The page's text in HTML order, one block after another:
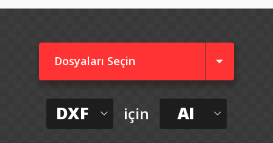
Dosyaları Seçin
DXF için AI